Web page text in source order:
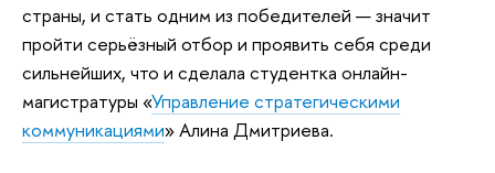
страны, и стать одним из победителей — значит
пройти серьёзный отбор и проявить себя среди
сильнейших, что и сделала студентка онлайн-
магистратуры «Управление стратегическими
коммуникациями» Алина Дмитриева.